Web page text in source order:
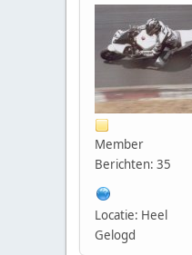
Member
Berichten: 35
Locatie: Heel
Gelogd